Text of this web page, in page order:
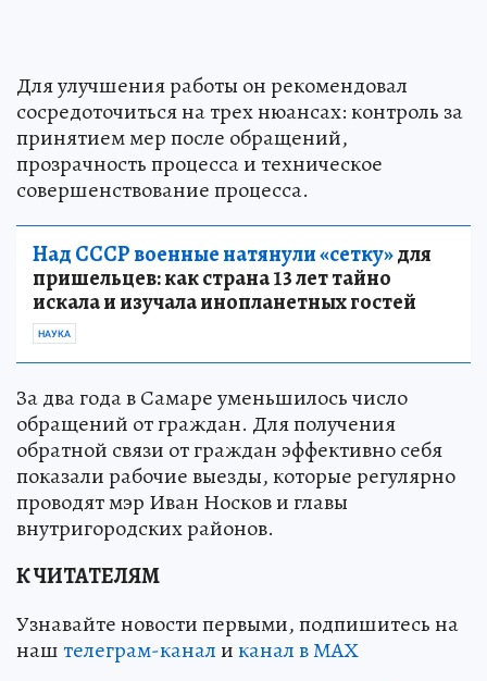
Для улучшения работы он рекомендовал
сосредоточиться на трех нюансах: контроль за
принятием мер после обращений,
прозрачность процесса и техническое
совершенствование процесса.
Над СССР военные натянули «сетку»для
пришельцев: как страна 13 лет тайно
искала и изучала инопланетных гостей
НАУКА
За два года в Самаре уменьшилось число
обращений от граждан. Для получения
обратной связи от граждан эффективно себя
показали рабочие выезды, которые регулярно
проводят мэр Иван Носков и главы
внутригородских районов.
К ЧИТАТЕЛЯМ
Узнавайте новости первыми, подпишитесь на
наштелеграм-каналиканал в МАХ